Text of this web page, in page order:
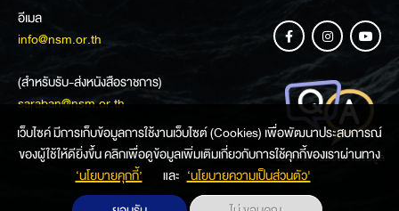
อีเมล
info@nsm.or.th
(สำหรับรับ-ส่งหนังสือราชการ)
saraban@nsm.or.th
ช่องทางการสอบถามข้อมูล
เว็บไซค์ มีการเก็บข้อมูลการใช้งานเว็บไซต์ (Cookies) เพื่อพัฒนาประสบการณ์
ของผู้ใช้ให้ดียิ่งขึ้น คลิกเพื่อดูข้อมูลเพิ่มเติมเกี่ยวกับการใช้คุกกี้ของเราผ่านทาง
‘นโยบายคุกกี้’
และ ‘นโยบายความเป็นส่วนตัว'